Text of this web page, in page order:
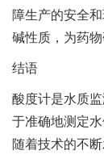
障生产的安全
碱性质，为药
结语
酸度计是水质
于准确地测定
随着技术的不